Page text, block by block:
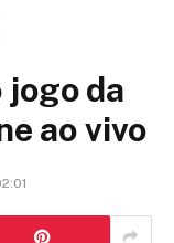
jogo da
ao vivo